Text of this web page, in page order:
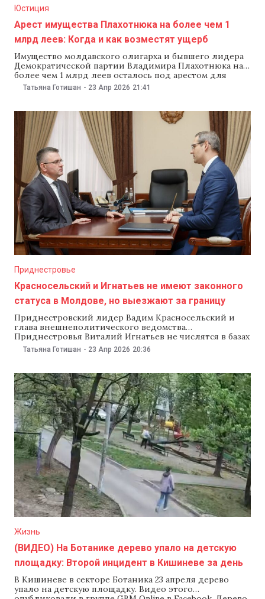
Юстиция
Арест имущества Плахотнюка на более чем 1
млрд леев: Когда и как возместят ущерб
Имущество молдавского олигарха и бывшего лидера
Демократической партии Владимира Плахотнюка на
более чем 1 млрд леев осталось под арестом для
возмещения ущерба государству. Продать активы
смогут только после окончательного решения суда.
предусмотренным законом процедурам, включая
продажу арестованного имущества. Об этом 23 апреля
сообщил глава Антикоррупционной
Татьяна Готишан - 23 Апр 2026 21:41
Приднестровье
Красносельский и Игнатьев не имеют законного
статуса в Молдове, но выезжают за границу
Приднестровский лидер Вадим Красносельский и
глава внешнеполитического ведомства
Приднестровья Виталий Игнатьев не числятся в базах
Генерального инспектората миграции и у них нет ни
одного документа, удостоверяющего личность,
Молдовы. Инспекторат подтвердил эту информацию
23 апреля порталу Zona de Securitate. Несмотря на
отсутствие официального статуса в Молдове,
Красносельский
Татьяна Готишан - 23 Апр 2026 20:36
Жизнь
(ВИДЕО) На Ботанике дерево упало на детскую
площадку: Второй инцидент в Кишиневе за день
В Кишиневе в секторе Ботаника 23 апреля дерево
упало на детскую площадку. Видео этого